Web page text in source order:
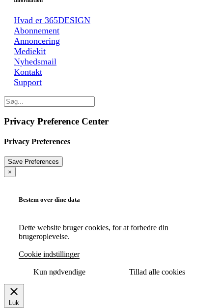
Hvad er 365DESIGN
Abonnement
Annoncering
Mediekit
Nyhedsmail
Kontakt
Support
Privacy Preference Center
Privacy Preferences
×
Bestem over dine data
Dette website bruger cookies, for at forbedre din
brugeroplevelse.
Cookie indstillinger
Kun nødvendige Tillad alle cookies
Luk